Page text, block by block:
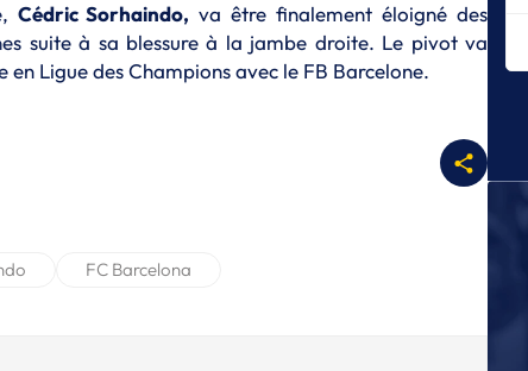
Cédric Sorhaindo, va être finalement éloigné des
suite à sa blessure à la jambe droite. Le pivot va
Ligue des Champions avec le FB Barcelone.
FC Barcelona